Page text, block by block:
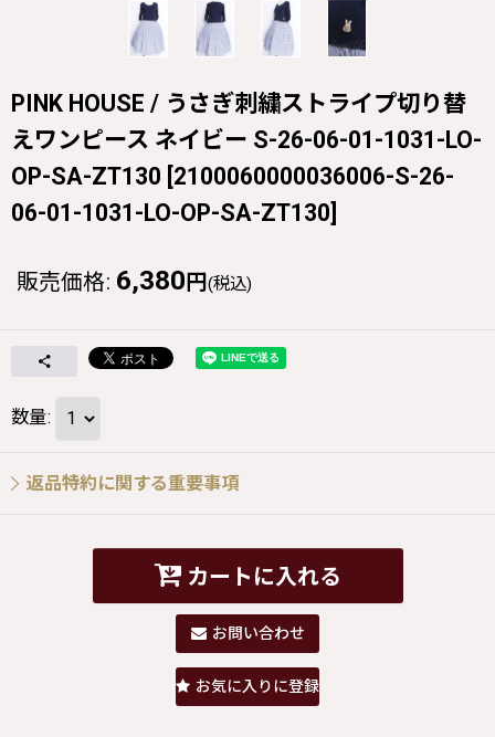
PINK HOUSE / うさぎ刺繍ストライプ切り替
えワンピース ネイビー S-26-06-01-1031-LO-
OP-SA-ZT130 [2100060000036006-S-26-
06-01-1031-LO-OP-SA-ZT130]
販売価格: 6,380 円 (税込)
数量:
返品特約に関する重要事項
カートに入れる
お問い合わせ
お気に入りに登録